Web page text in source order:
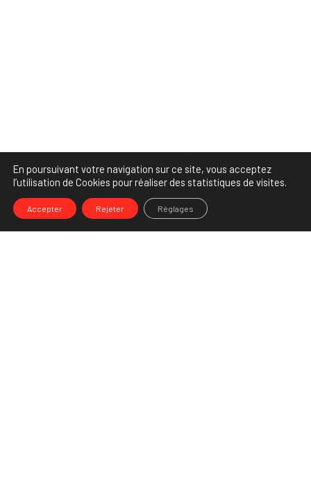
En poursuivant votre navigation sur ce site, vous acceptez
l’utilisation de Cookies pour réaliser des statistiques de visites.
Accepter Rejeter Réglages